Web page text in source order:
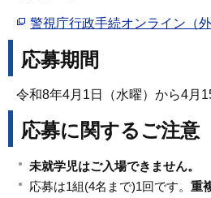
警視庁行政手続オンライン（外
応募期間
令和8年4月1日（水曜）から4月
応募に関するご注意
未就学児はご入場できません。
応募は1組(4名まで)1回です。 重